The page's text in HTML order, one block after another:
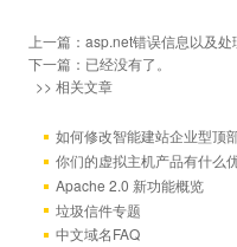
上一篇： asp.net错误信息以及处
下一篇：已经没有了。
>> 相关文章
如何修改智能建站企业型顶
你们的虚拟主机产品有什么
Apache 2.0 新功能概览
垃圾信件专题
中文域名FAQ